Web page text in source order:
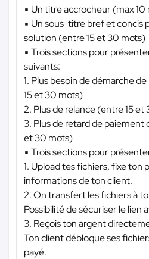
▪️ Un titre accrocheur (max 10
▪️ Un sous-titre bref et concis
solution (entre 15 et 30 mots)
▪️ Trois sections pour
suivants:
1. Plus besoin de démarche
15 et 30 mots)
2. Plus de relance (entre 15 et
3. Plus de retard de paiement
et 30 mots)
▪️ Trois sections pour
1. Upload tes fichiers, fixe ton
informations de ton client.
2. On transfert les fichiers à
Possibilité de sécuriser le lien
3. Reçois ton argent
Ton client débloque ses
payé.